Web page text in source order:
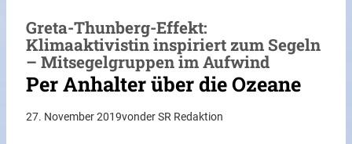
Greta-Thunberg-Effekt:
Klimaaktivistin inspiriert zum Segeln
– Mitsegelgruppen im Aufwind
Per Anhalter über die Ozeane
27. November 2019vonder SR Redaktion